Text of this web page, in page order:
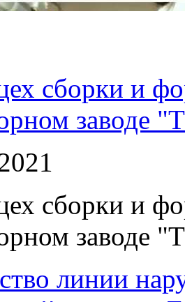
сборки и
заводе
сборки и
заводе
линии